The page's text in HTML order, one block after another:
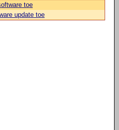
toe
update toe